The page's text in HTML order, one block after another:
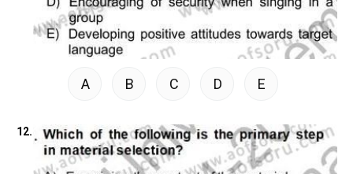
A B C D E
12.